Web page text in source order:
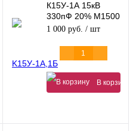
К15У-1А 15кВ
330пФ 20% М1500
30кВАр
1 000 руб. / шт
В корзину